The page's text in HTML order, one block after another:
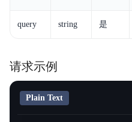
query string 是
请求示例
Plain Text